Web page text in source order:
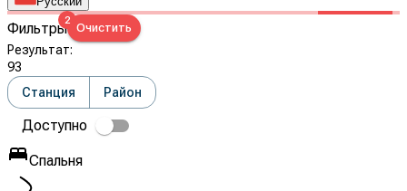
Фильтры2
Очистить
Результат:
93
Станция
Район
Доступно
Спальня